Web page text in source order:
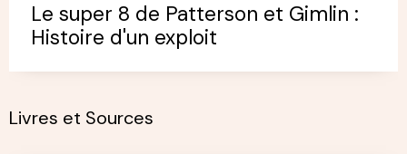
Le super 8 de Patterson et Gimlin :
Histoire d'un exploit
Livres et Sources